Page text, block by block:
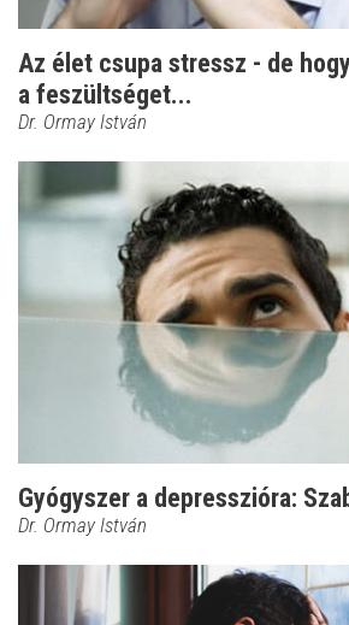
Az élet csupa stressz - de
a feszültséget...
Dr. Ormay István
Gyógyszer a depresszióra:
Dr. Ormay István